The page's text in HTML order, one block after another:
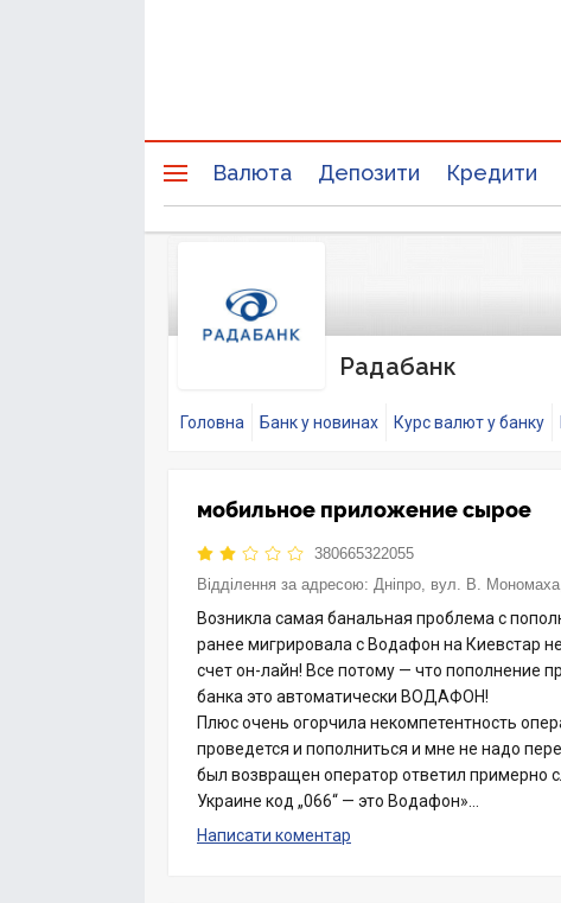
Валюта Депозити Кредити
Радабанк
Головна Банк у новинах Курс валют у банку
мобильное приложение сырое
380665322055
Відділення за адресою: Дніпро, вул. В.
Возникла самая банальная проблема с
ранее мигрировала с Водафон на Киевстар
счет он-лайн! Все потому — что пополнение
банка это автоматически ВОДАФОН!
Плюс очень огорчила некомпетентность
проведется и пополниться и мне не надо
был возвращен оператор ответил примерно
Украине код „066“ — это Водафон»…
Написати коментар